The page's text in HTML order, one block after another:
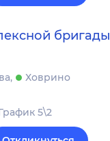
бригады
Ховрино
5\2